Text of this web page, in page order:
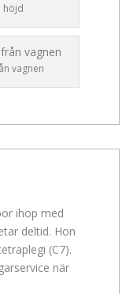
höjd
vagnen
ihop med
deltid. Hon
(C7).
när